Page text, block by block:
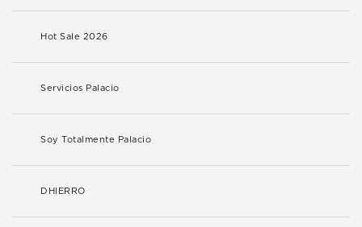
Hot Sale 2026
Servicios Palacio
Soy Totalmente Palacio
DHIERRO